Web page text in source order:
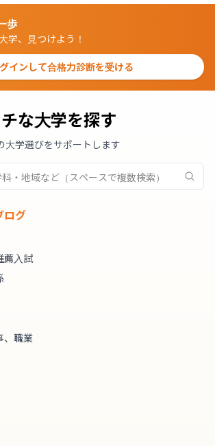
歩
学、見つけよう！
インして合格力診断を受ける
な大学を探す
大学選びをサポートします
ログ
薦入試
、職業